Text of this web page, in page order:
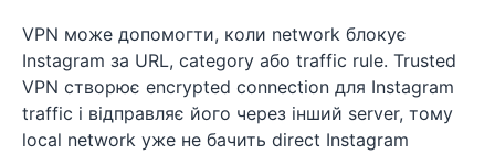
VPN може допомогти, коли network блокує
Instagram за URL, category або traffic rule. Trusted
VPN створює encrypted connection для Instagram
traffic і відправляє його через інший server, тому
local network уже не бачить direct Instagram